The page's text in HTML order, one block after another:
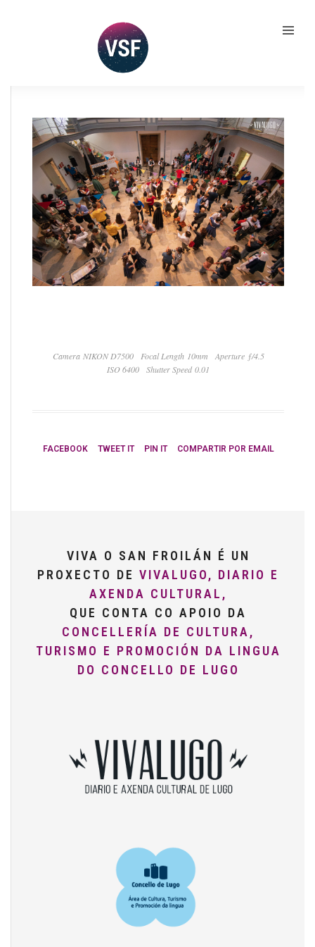
Camera NIKON D7500 Focal Length 10mm
Aperture ƒ/4.5
ISO 6400
Shutter Speed 0.01
FACEBOOK TWEET IT PIN IT COMPARTIR POR EMAIL
VIVA O SAN FROILÁN É UN
PROXECTO DE VIVALUGO, DIARIO E
AXENDA CULTURAL,
QUE CONTA CO APOIO DA
CONCELLERÍA DE CULTURA,
TURISMO E PROMOCIÓN DA LINGUA
DO CONCELLO DE LUGO